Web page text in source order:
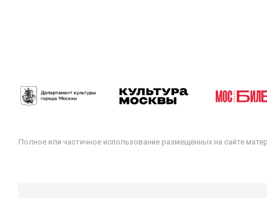
Полное или частичное использование размещённых на сайте